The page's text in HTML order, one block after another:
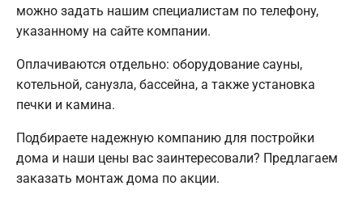
можно задать нашим специалистам по телефону,
указанному на сайте компании.
Оплачиваются отдельно: оборудование сауны,
котельной, санузла, бассейна, а также установка
печки и камина.
Подбираете надежную компанию для постройки
дома и наши цены вас заинтересовали? Предлагаем
заказать монтаж дома по акции.